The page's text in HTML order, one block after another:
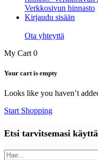
Verkkosivun hinnasto
Kirjaudu sisään
Ota yhteyttä
My Cart 0
Your cart is empty
Looks like you haven’t
Start Shopping
Etsi tarvitsemasi